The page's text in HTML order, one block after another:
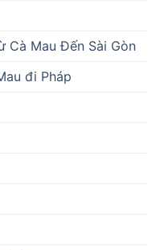
Cà Mau Đến Sài Gòn
đi Pháp